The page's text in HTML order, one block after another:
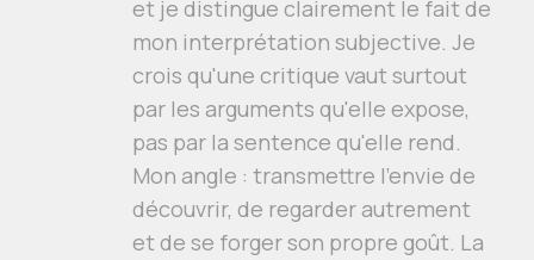
et je distingue clairement le fait de
mon interprétation subjective. Je
crois qu'une critique vaut surtout
par les arguments qu'elle expose,
pas par la sentence qu'elle rend.
Mon angle : transmettre l'envie de
découvrir, de regarder autrement
et de se forger son propre goût. La